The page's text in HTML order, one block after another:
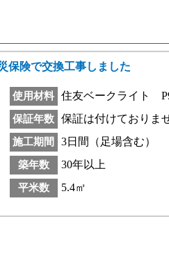
保険で交換工事しました
使用材料 住友ベークライト
保証年数 保証は付けておりま
施工期間 3日間（足場含む）
築年数 30年以上
平米数 5.4㎡